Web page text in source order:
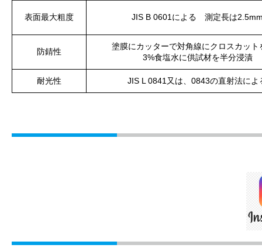
表面最大粗度 JIS B 0601による 測定長は
防錆性
塗膜にカッターで対角線にクロスカット
3%食塩水に供試材を半分浸漬
耐光性 JIS L 0841又は、0843の直射法によ